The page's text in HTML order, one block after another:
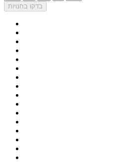
בדקו בחנויות